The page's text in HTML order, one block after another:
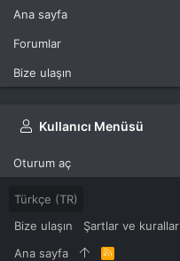
Ana sayfa
Forumlar
Bize ulaşın
Kullanıcı Menüsü
Oturum aç
Türkçe (TR)
Bize ulaşın
Şartlar ve kurallar
Ana sayfa
R